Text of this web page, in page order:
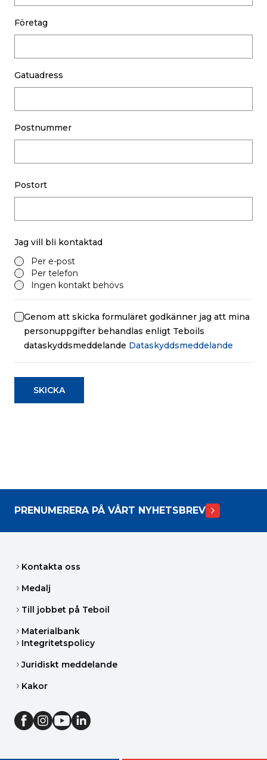
Företag
Gatuadress
Postnummer
Postort
Jag vill bli kontaktad
Per e-post
Per telefon
Ingen kontakt behövs
Genom att skicka formuläret godkänner jag att mina
personuppgifter behandlas enligt Teboils
dataskyddsmeddelande Dataskyddsmeddelande
SKICKA
PRENUMERERA PÅ VÅRT NYHETSBREV
Kontakta oss
Medalj
Till jobbet på Teboil
Materialbank
Integritetspolicy
Juridiskt meddelande
Kakor